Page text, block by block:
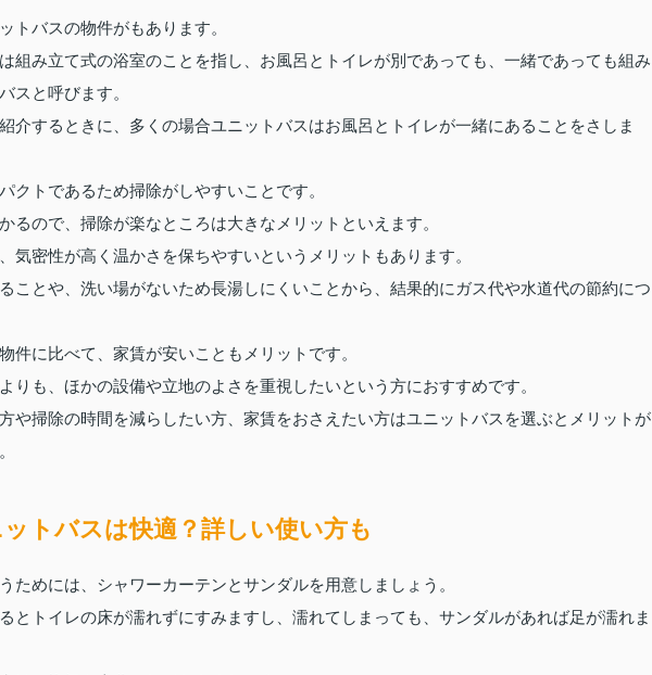
トバスの物件がもあります。
組み立て式の浴室のことを指し、お風呂とトイレが別であっても、一緒であっても組み
スと呼びます。
介するときに、多くの場合ユニットバスはお風呂とトイレが一緒にあることをさしま
クトであるため掃除がしやすいことです。
るので、掃除が楽なところは大きなメリットといえます。
気密性が高く温かさを保ちやすいというメリットもあります。
ことや、洗い場がないため長湯しにくいことから、結果的にガス代や水道代の節約につ
件に比べて、家賃が安いこともメリットです。
りも、ほかの設備や立地のよさを重視したいという方におすすめです。
や掃除の時間を減らしたい方、家賃をおさえたい方はユニットバスを選ぶとメリットが
トバスは快適？詳しい使い方も
ためには、シャワーカーテンとサンダルを用意しましょう。
とトイレの床が濡れずにすみますし、濡れてしまっても、サンダルがあれば足が濡れま